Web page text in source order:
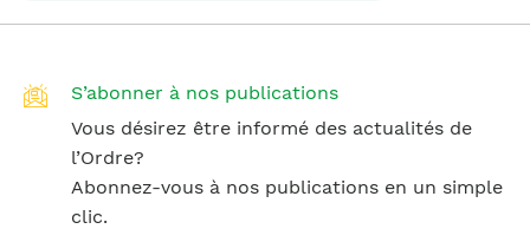
S’abonner à nos publications
Vous désirez être informé des actualités de
l’Ordre?
Abonnez-vous à nos publications en un simple
clic.